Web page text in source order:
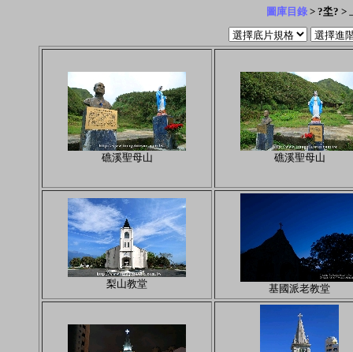
圖庫目錄> ?坔? >
礁溪聖母山 礁溪聖母山
梨山教堂 基國派老教堂